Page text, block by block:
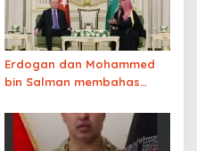
Erdogan dan Mohammed
bin Salman membahas